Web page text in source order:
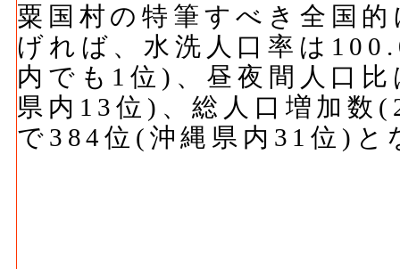
粟国村の特筆すべき全国
げれば、水洗人口率は
内でも1位)、昼夜間人口
県内13位)、総人口増加
で384位(沖縄県内31位)と